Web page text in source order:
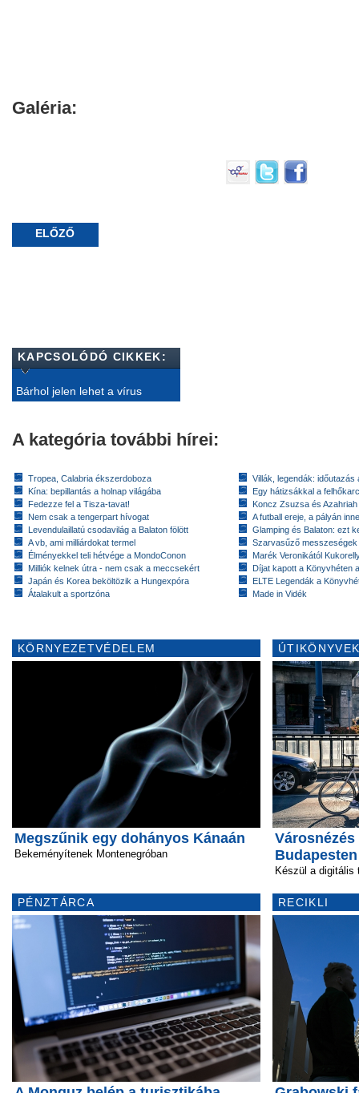
Galéria:
ELŐZŐ
KAPCSOLÓDÓ CIKKEK:
Bárhol jelen lehet a vírus
A kategória további hírei:
Tropea, Calabria ékszerdoboza
Kína: bepillantás a holnap világába
Fedezze fel a Tisza-tavat!
Nem csak a tengerpart hívogat
Levendulaillatú csodavilág a Balaton fölött
A vb, ami milliárdokat termel
Élményekkel teli hétvége a MondoConon
Milliók kelnek útra - nem csak a meccsekért
Japán és Korea beköltözik a Hungexpóra
Átalakult a sportzóna
Villák, legendák: időutazás
Egy hátizsákkal a
Koncz Zsuzsa és
A futball ereje, a pályán
Glamping és Balaton: ezt
Szarvasűző messzeségek
Marék Veronikától
Díjat kapott a Könyvhéten
ELTE Legendák a
Made in Vidék
KÖRNYEZETVÉDELEM
Megszűnik egy dohányos Kánaán
Bekeményítenek Montenegróban
PÉNZTÁRCA
Budapesten
Készül a digitális
RECIKLI